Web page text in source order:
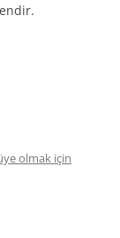
olmak için